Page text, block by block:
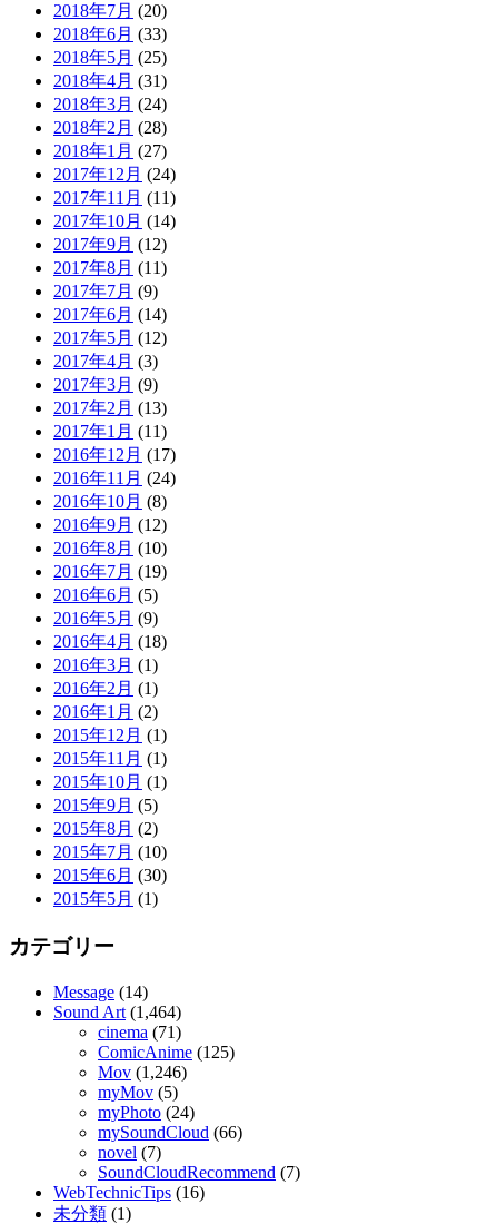
2018年7月 (20)
2018年6月 (33)
2018年5月 (25)
2018年4月 (31)
2018年3月 (24)
2018年2月 (28)
2018年1月 (27)
2017年12月 (24)
2017年11月 (11)
2017年10月 (14)
2017年9月 (12)
2017年8月 (11)
2017年7月 (9)
2017年6月 (14)
2017年5月 (12)
2017年4月 (3)
2017年3月 (9)
2017年2月 (13)
2017年1月 (11)
2016年12月 (17)
2016年11月 (24)
2016年10月 (8)
2016年9月 (12)
2016年8月 (10)
2016年7月 (19)
2016年6月 (5)
2016年5月 (9)
2016年4月 (18)
2016年3月 (1)
2016年2月 (1)
2016年1月 (2)
2015年12月 (1)
2015年11月 (1)
2015年10月 (1)
2015年9月 (5)
2015年8月 (2)
2015年7月 (10)
2015年6月 (30)
2015年5月 (1)
カテゴリー
Message (14)
Sound Art (1,464)
cinema (71)
ComicAnime (125)
Mov (1,246)
myMov (5)
myPhoto (24)
mySoundCloud (66)
novel (7)
SoundCloudRecommend (7)
WebTechnicTips (16)
未分類 (1)